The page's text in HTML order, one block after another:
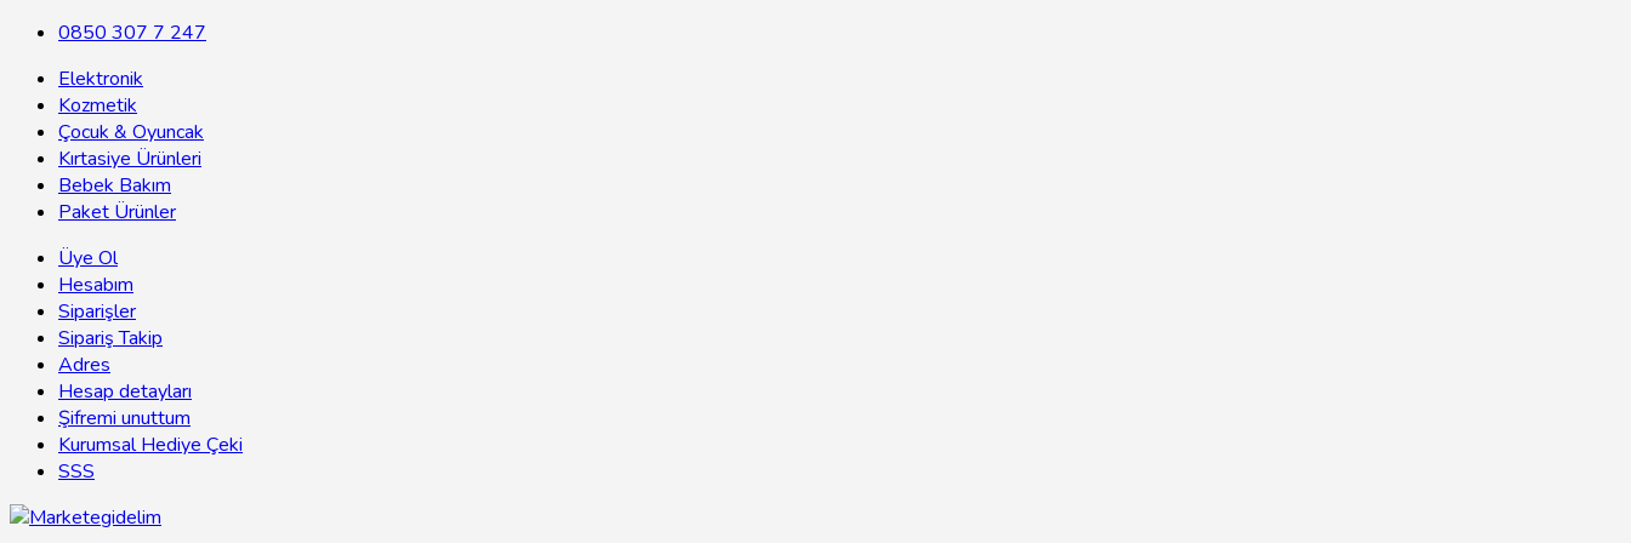
0850 307 7 247
Elektronik
Kozmetik
Çocuk & Oyuncak
Kırtasiye Ürünleri
Bebek Bakım
Paket Ürünler
Üye Ol
Hesabım
Siparişler
Sipariş Takip
Adres
Hesap detayları
Şifremi unuttum
Kurumsal Hediye Çeki
SSS